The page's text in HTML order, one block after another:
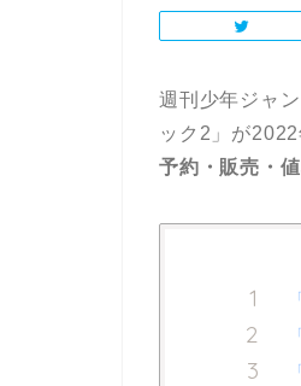
週刊少年ジャ
ック2」が
予約・販売・